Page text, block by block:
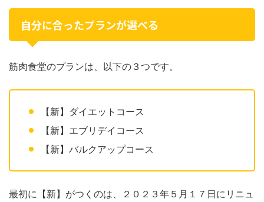
自分に合ったプランが選べる
筋肉食堂のプランは、以下の３つです。
【新】ダイエットコース
【新】エブリデイコース
【新】バルクアップコース
最初に【新】がつくのは、２０２３年５月１７日にリニュ